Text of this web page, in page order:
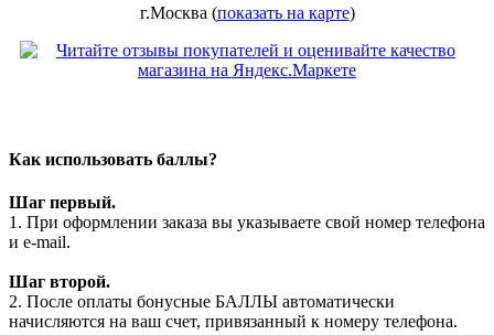
г.Москва (показать на карте)
Как использовать баллы?
Шаг первый.
1. При оформлении заказа вы указываете свой номер телефона
и e-mail.
Шаг второй.
2. После оплаты бонусные БАЛЛЫ автоматически
начисляются на ваш счет, привязанный к номеру телефона.